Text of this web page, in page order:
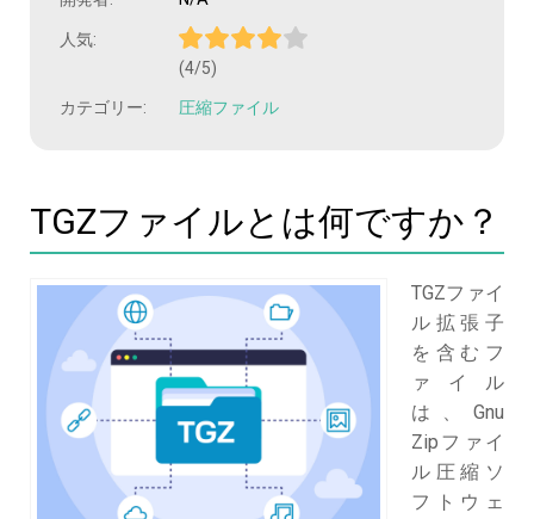
人気:
(4/5)
カテゴリー: 圧縮ファイル
TGZファイルとは何ですか？
TGZファイ
ル拡張子
を含むフ
ァイル
は、Gnu
Zipファイ
ル圧縮ソ
フトウェ